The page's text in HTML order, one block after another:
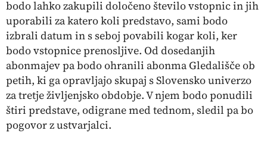
bodo lahko zakupili določeno število vstopnic in jih
uporabili za katero koli predstavo, sami bodo
izbrali datum in s seboj povabili kogar koli, ker
bodo vstopnice prenosljive. Od dosedanjih
abonmajev pa bodo ohranili abonmaGledališče ob
petih, ki ga opravljajo skupaj s Slovensko univerzo
za tretje življenjsko obdobje. V njem bodo ponudili
štiri predstave, odigrane med tednom, sledil pa bo
pogovor z ustvarjalci.